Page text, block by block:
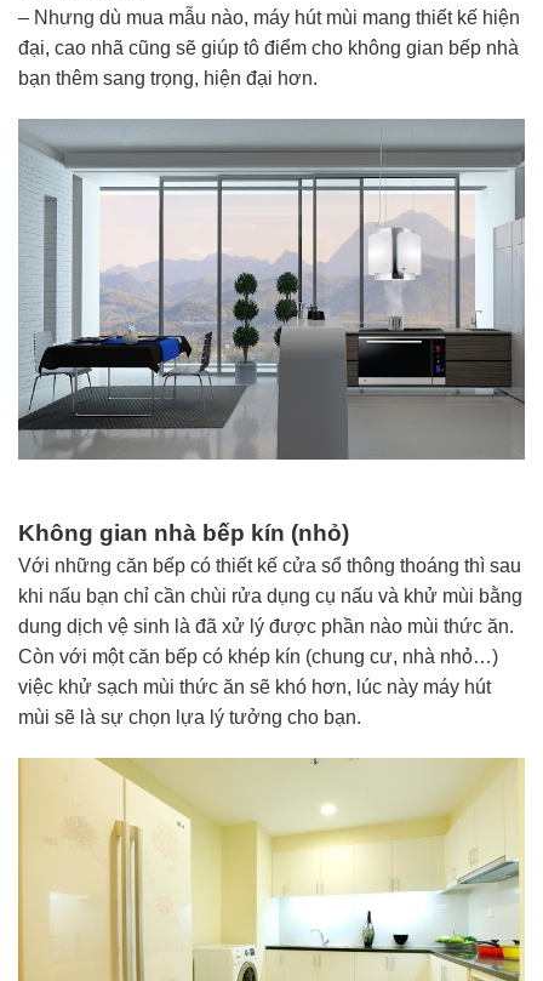
– Nhưng dù mua mẫu nào, máy hút mùi mang thiết kế hiện
đại, cao nhã cũng sẽ giúp tô điểm cho không gian bếp nhà
bạn thêm sang trọng, hiện đại hơn.
Không gian nhà bếp kín (nhỏ)
Với những căn bếp có thiết kế cửa sổ thông thoáng thì sau
khi nấu bạn chỉ cần chùi rửa dụng cụ nấu và khử mùi bằng
dung dịch vệ sinh là đã xử lý được phần nào mùi thức ăn.
Còn với một căn bếp có khép kín (chung cư, nhà nhỏ…)
việc khử sạch mùi thức ăn sẽ khó hơn, lúc này máy hút
mùi sẽ là sự chọn lựa lý tưởng cho bạn.